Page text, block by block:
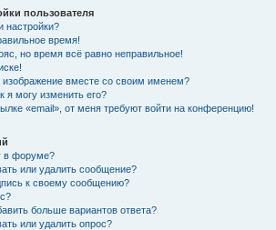
пользователя
настройки?
время!
но время всё равно неправильное!
изображение вместе со своим именем?
я могу изменить его?
«email», от меня требуют войти на конференцию!
в форуме?
или удалить сообщение?
к своему сообщению?
больше вариантов ответа?
или удалить опрос?